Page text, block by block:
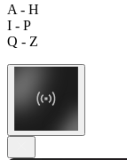
A - H
I - P
Q - Z